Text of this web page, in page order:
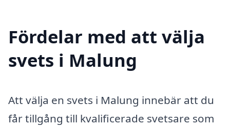
Fördelar med att välja
svets i Malung
Att välja en svets i Malung innebär att du
får tillgång till kvalificerade svetsare som